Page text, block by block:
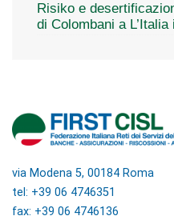
Risiko e
di Colombani a
via Modena 5, 00184 Roma
tel: +39 06 4746351
fax: +39 06 4746136